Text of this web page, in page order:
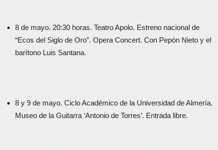
8 de mayo. 20:30 horas. Teatro Apolo. Estreno nacional de
“Ecos del Siglo de Oro”. Opera Concert. Con Pepón Nieto y el
barítono Luis Santana.
8 y 9 de mayo. Ciclo Académico de la Universidad de Almería.
Museo de la Guitarra ‘Antonio de Torres’. Entrada libre.